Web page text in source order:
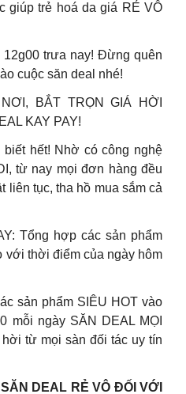
giúp trẻ hoá da giá RẺ VÔ
trưa nay! Đừng quên
cuộc săn deal nhé!
BẮT TRỌN GIÁ HỜI
KAY PAY!
hết! Nhờ có công nghệ
từ nay mọi đơn hàng đều
tục, tha hồ mua sắm cả
Tổng hợp các sản phẩm
với thời điểm của ngày hôm
sản phẩm SIÊU HOT vào
mỗi ngày SĂN DEAL MỌI
từ mọi sàn đối tác uy tín
DEAL RẺ VÔ ĐỐI VỚI